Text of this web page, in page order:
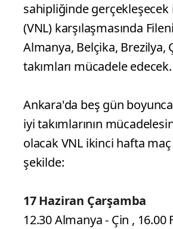
sahipliğinde
(VNL) karşılaşmasında
Almanya, Belçika, Brezilya,
takımları mücadele edecek.
Ankara'da beş gün
iyi takımlarının
olacak VNL ikinci hafta
şekilde:
17 Haziran Çarşamba
12.30 Almanya - Çin , 16.00